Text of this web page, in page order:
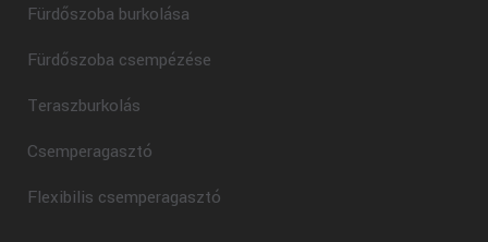
Fürdőszoba burkolása
Fürdőszoba csempézése
Teraszburkolás
Csemperagasztó
Flexibilis csemperagasztó